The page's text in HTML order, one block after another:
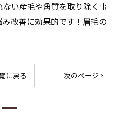
い産毛や角質を取り除く事
改善に効果的です！眉毛の
に戻る 次のページ >